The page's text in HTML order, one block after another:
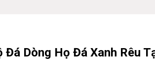
Đá Dòng Họ Đá Xanh Rêu